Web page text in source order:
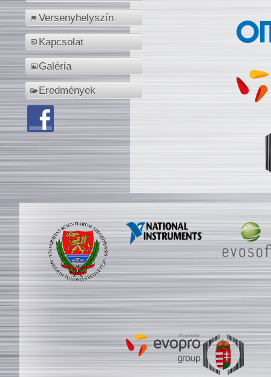
Versenyhelyszín
Kapcsolat
Galéria
Eredmények